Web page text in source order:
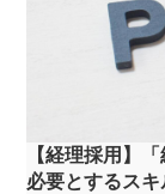
【経理採用】
必要とするス